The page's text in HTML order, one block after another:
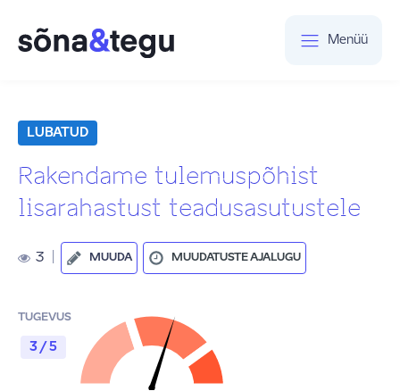
Menüü
LUBATUD
Rakendame tulemuspõhist
lisarahastust teadusasutustele
3 MUUDA MUUDATUSTE AJALUGU
TUGEVUS
3 / 5